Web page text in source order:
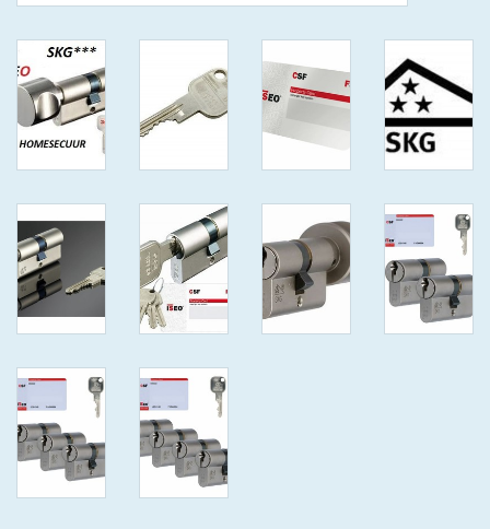
GEWONE GENUMMERDE
VEILIGE SLEUTELS SKG***
ISEO F 6 EXTRA S
ANTIKERNTREK IN IEDERE
GEWONE SLEUTEL SKG***
ISEO F9 ANTIKERNTREK IN
IEDERE GEWENSTE MAAT MET
GEWONE SLEUTELS MET
CERTIFICAAT SKG***
BOLD ELECTRONISCHE
CILINDERS OPEN JE SLOT MET
TELEFOON OF CLICKER WIFI